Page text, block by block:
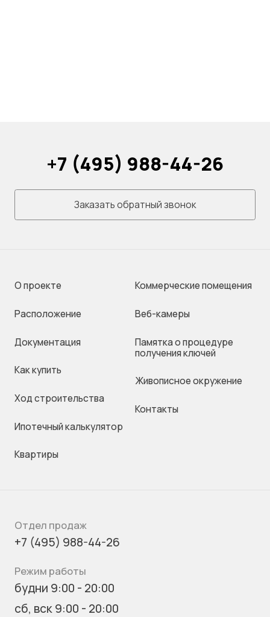
+7 (495) 988-44-26
Заказать обратный звонок
О проекте
Раcположение
Документация
Как купить
Ход строительства
Ипотечный калькулятор
Квартиры
Коммерческие помещения
Веб-камеры
Памятка о процедуре
получения ключей
Живописное окружение
Контакты
Отдел продаж
+7 (495) 988-44-26
Режим работы
будни 9:00 - 20:00
сб, вск 9:00 - 20:00